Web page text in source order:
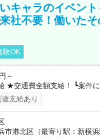
キャラのイベン
社不要！働いたそ
験OK
～
日払
定あり） ┗働いたその日に現
日払い分を引き落とせます！ 【試用期
支給あり
市港北区（最寄り駅：新横浜